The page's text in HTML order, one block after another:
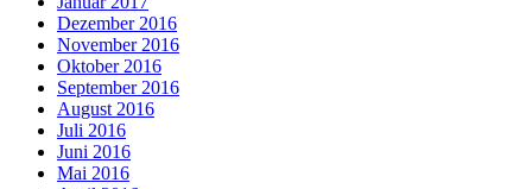
Dezember 2016
November 2016
Oktober 2016
September 2016
August 2016
Juli 2016
Juni 2016
Mai 2016